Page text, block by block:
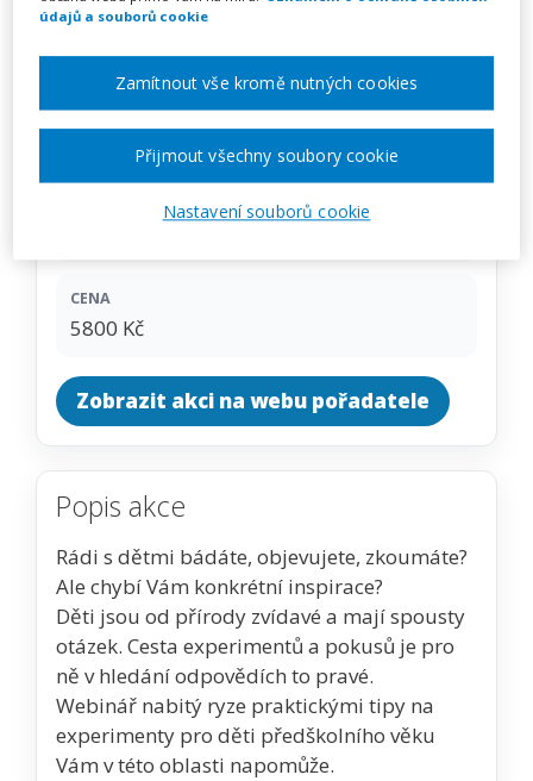
PořádáINFRA, s.r.o.
TERMÍN
na klíč
CENA
5800 Kč
Zobrazit akci na webu pořadatele
Popis akce
Rádi s dětmi bádáte, objevujete, zkoumáte?
Ale chybí Vám konkrétní inspirace?
Děti jsou od přírody zvídavé a mají spousty
otázek. Cesta experimentů a pokusů je pro
ně v hledání odpovědích to pravé.
Webinář nabitý ryze praktickými tipy na
experimenty pro děti předškolního věku
Vám v této oblasti napomůže.
údajů a souborů cookie
Nastavení souborů cookie
Zamítnout vše kromě nutných cookies
Přijmout všechny soubory cookie